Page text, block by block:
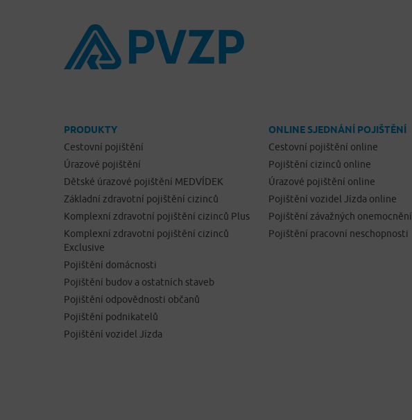
PRODUKTY
Cestovní pojištění
Úrazové pojištění
Dětské úrazové pojištění MEDVÍDEK
Základní zdravotní pojištění cizinců
Komplexní zdravotní pojištění cizinců Plus
Komplexní zdravotní pojištění cizinců
Exclusive
Pojištění domácnosti
Pojištění budov a ostatních staveb
Pojištění odpovědnosti občanů
Pojištění podnikatelů
Pojištění vozidel Jízda
ONLINE SJEDNÁNÍ POJIŠTĚNÍ
Cestovní pojištění online
Pojištění cizinců online
Úrazové pojištění online
Pojištění vozidel Jízda online
Pojištění závažných onemocnění
Pojištění pracovní neschopnosti